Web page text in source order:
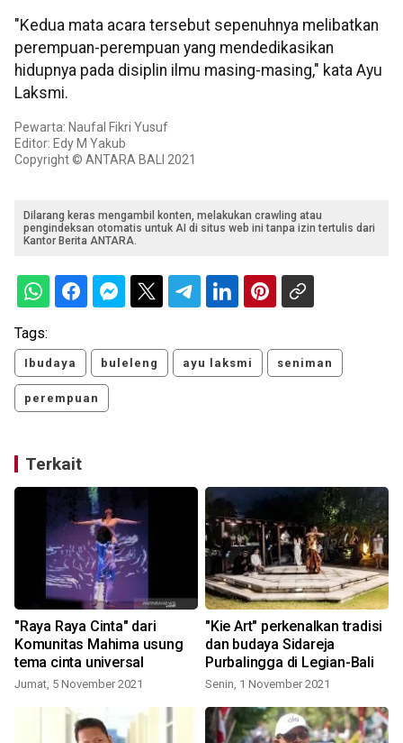
"Kedua mata acara tersebut sepenuhnya melibatkan
perempuan-perempuan yang mendedikasikan
hidupnya pada disiplin ilmu masing-masing," kata Ayu
Laksmi.
Pewarta: Naufal Fikri Yusuf
Editor: Edy M Yakub
Copyright © ANTARA BALI 2021
Dilarang keras mengambil konten, melakukan crawling atau
pengindeksan otomatis untuk AI di situs web ini tanpa izin tertulis dari
Kantor Berita ANTARA.
Tags:
Ibudaya buleleng ayu laksmi seniman
perempuan
Terkait
"Raya Raya Cinta" dari
Komunitas Mahima usung
tema cinta universal
Jumat, 5 November 2021
"Kie Art" perkenalkan tradisi
dan budaya Sidareja
Purbalingga di Legian-Bali
Senin, 1 November 2021